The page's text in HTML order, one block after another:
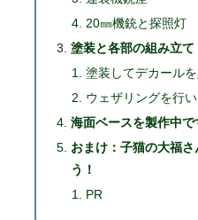
20㎜機銃と探照灯
塗装と各部の組み立て
塗装してデカール
ウェザリングを行
海面ベースを製作中で
おまけ：子猫の大福
う！
PR